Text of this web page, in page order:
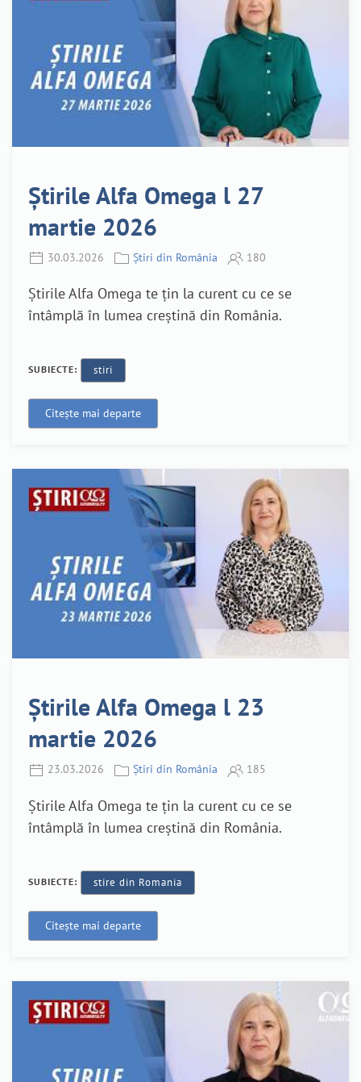
Știrile Alfa Omega l 27
martie 2026
30.03.2026 Știri din România 180
Știrile Alfa Omega te țin la curent cu ce se
întâmplă în lumea creștină din România.
SUBIECTE: stiri
Citește mai departe
Știrile Alfa Omega l 23
martie 2026
23.03.2026 Știri din România 185
Știrile Alfa Omega te țin la curent cu ce se
întâmplă în lumea creștină din România.
SUBIECTE: stire din Romania
Citește mai departe